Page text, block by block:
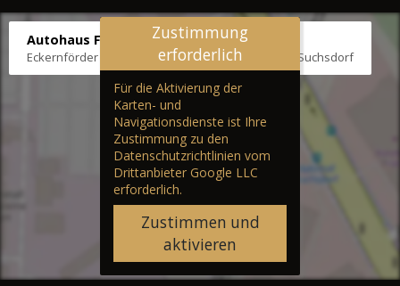
Autohaus Fräter
Eckernförder Str. /Klausbrooker Weg 1, 24107 Kiel-Suchsdorf
Zustimmung
erforderlich
Für die Aktivierung der
Karten- und
Navigationsdienste ist Ihre
Zustimmung zu den
Datenschutzrichtlinien vom
Drittanbieter Google LLC
erforderlich.
Zustimmen und
aktivieren